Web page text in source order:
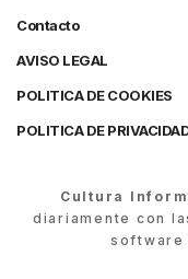
Contacto
AVISO LEGAL
POLITICA DE COOKIES
POLITICA DE
Cultura
diariamente con
software